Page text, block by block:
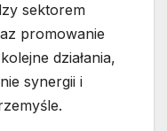
sektorem
promowanie
działania,
synergii i